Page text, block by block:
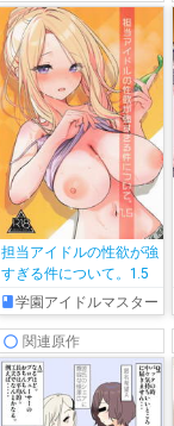
担当アイドルの性欲が強
すぎる件について。1.5
学園アイドルマスター
関連原作